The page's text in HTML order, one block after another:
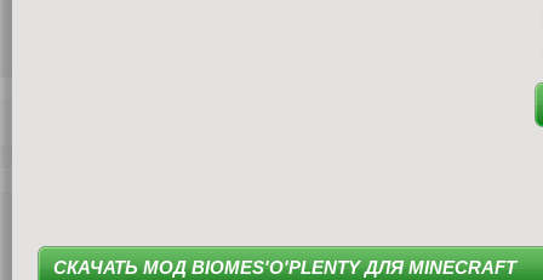
СКАЧАТЬ МОД BIOMES'O'PLENTY ДЛЯ MINECRAFT